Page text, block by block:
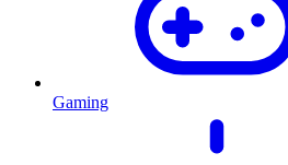
Gaming